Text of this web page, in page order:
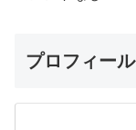
プロフィール